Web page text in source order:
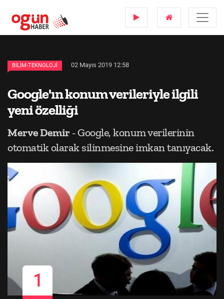
BILIM-TEKNOLOJI 02 Mayıs 2019 12:58
Google'ın konum verileriyle ilgili
yeni özelliği
Merve Demir- Google, konum verilerinin
otomatik olarak silinmesine imkan tanıyacak.
1